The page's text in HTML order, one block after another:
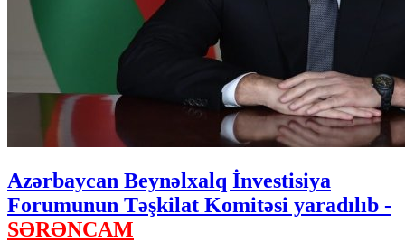
Azərbaycan Beynəlxalq İnvestisiya
Forumunun Təşkilat Komitəsi yaradılıb -
SƏRƏNCAM